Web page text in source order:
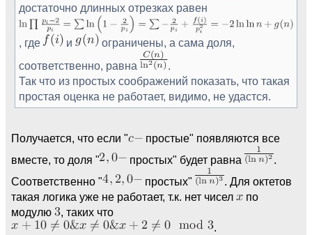
достаточно длинных отрезках равен
, где и
ограничены, а сама доля,
соответственно, равна
.
Так что из простых соображений показать, что такая
простая оценка не работает, видимо, не удастся.
Получается, что если "
простые" появляются все
вместе, то доля "
простых" будет равна
.
Соответственно "
простых"
. Для октетов
такая логика уже не работает, т.к. нет чисел
по
модулю
, таких что
.